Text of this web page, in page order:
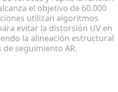
el objetivo de 60.000
utilizan algoritmos
evitar la distorsión UV en
la alineación estructural
seguimiento AR.